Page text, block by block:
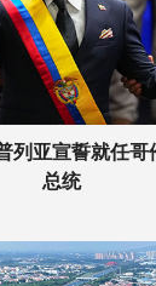
列亚宣誓就任哥
总统